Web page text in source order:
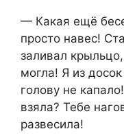
— Какая ещё
просто навес!
заливал
могла! Я из
голову не
взяла? Тебе
развесила!